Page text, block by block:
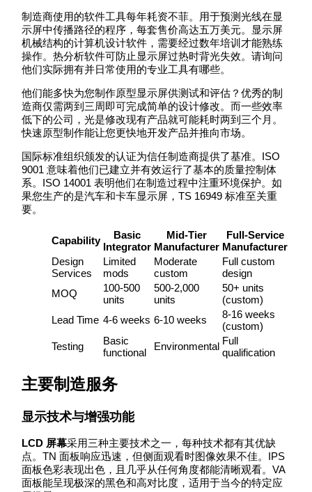
制造商使用的软件工具每年耗资不菲。用于预测光线在显
示屏中传播路径的程序，每套售价高达五万美元。显示屏
机械结构的计算机设计软件，需要经过数年培训才能熟练
操作。热分析软件可防止显示屏过热时背光失效。请询问
他们实际拥有并日常使用的专业工具有哪些。
他们能多快为您制作原型显示屏供测试和评估？优秀的制
造商仅需两到三周即可完成简单的设计修改。而一些效率
低下的公司，光是修改现有产品就可能耗时两到三个月。
快速原型制作能让您更快地开发产品并推向市场。
国际标准组织颁发的认证为信任制造商提供了基准。ISO
9001 意味着他们已建立并有效运行了基本的质量控制体
系。ISO 14001 表明他们在制造过程中注重环境保护。如
果您生产的是汽车和卡车显示屏，TS 16949 标准至关重
要。
Capability
Basic
Integrator
Mid-Tier
Manufacturer
Full-Service
Manufacturer
Design
Services
Limited
mods
Moderate
custom
Full custom
design
MOQ
100-500
units
500-2,000
units
50+ units
(custom)
Lead Time 4-6 weeks 6-10 weeks
8-16 weeks
(custom)
Testing
Basic
functional
Environmental Full
qualification
主要制造服务
显示技术与增强功能
LCD 屏幕采用三种主要技术之一，每种技术都有其优缺
点。TN 面板响应迅速，但侧面观看时图像效果不佳。IPS
面板色彩表现出色，且几乎从任何角度都能清晰观看。VA
面板能呈现极深的黑色和高对比度，适用于当今的特定应